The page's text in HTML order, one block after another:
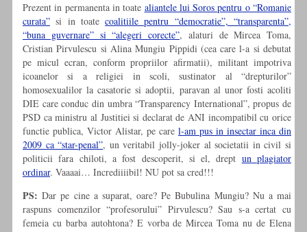
Prezent in permanenta in toate aliantele lui Soros pentru o “Romanie
curata” si in toatecoalitiile pentru “democratie”, “transparenta”,
“buna guvernare” si “alegeri corecte”, alaturi de Mircea Toma,
Cristian Pirvulescu si Alina Mungiu Pippidi (cea care l-a si debutat
pe micul ecran, conform propriilor afirmatii), militant impotriva
icoanelor si a religiei in scoli, sustinator al “drepturilor”
homosexualilor la casatorie si adoptii, paravan al unor fosti acoliti
DIE care conduc din umbra “Transparency International”, propus de
PSD ca ministru al Justitiei si declarat de ANI incompatibil cu orice
functie publica, Victor Alistar, pe care l-am pus in insectar inca din
2009 ca “star-penal”, un veritabil jolly-joker al societatii in civil si
politicii fara chiloti, a fost descoperit, si el, drept un plagiator
ordinar. Vaaaai… Incrediiiibil! NU pot sa cred!!!
PS: Dar pe cine a suparat, oare? Pe Bubulina Mungiu? Nu a mai
raspuns comenzilor “profesorului” Pirvulescu? Sau s-a certat cu
femeia cu barba autohtona? E vorba de Mircea Toma nu de Elena